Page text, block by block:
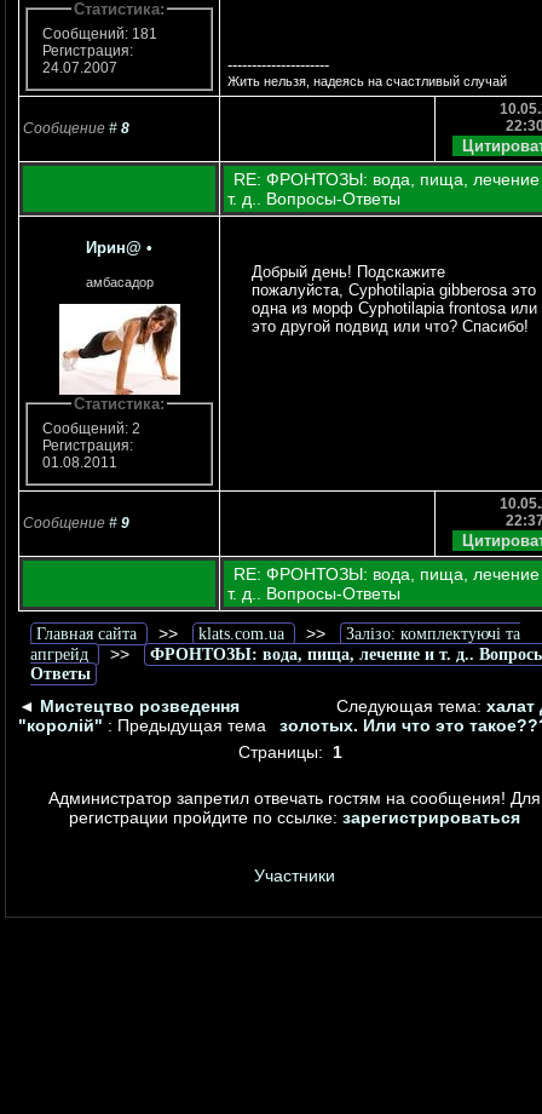
Статистика:
Сообщений: 181
Регистрация:
24.07.2007
---------------------
Жить нельзя, надеясь на счастливый случай
Сообщение#8
RE: ФРОНТОЗЫ: вода, пища,
т. д.. Вопросы-Ответы
Ирин@ •
амбасадор
Статистика:
Сообщений: 2
Регистрация:
01.08.2011
Добрый день! Подскажите
пожалуйста, Cyphotilapia gibberosa это
одна из морф Cyphotilapia frontosa или
это другой подвид или что? Спасибо!
Сообщение#9
RE: ФРОНТОЗЫ: вода, пища,
т. д.. Вопросы-Ответы
Главная сайта >> klats.com.ua >>
Залізо: комплектуючі та
апгрейд
>>
ФРОНТОЗЫ: вода, пища, лечение и т. д..
Ответы
◄ Мистецтво розведення
"королій" : Предыдущая тема
Следующая тема:халат
золотых. Или что это
Страницы: 1
Администратор запретил отвечать гостям на сообщения! Для
регистрации пройдите по ссылке:зарегистрироваться
Участники